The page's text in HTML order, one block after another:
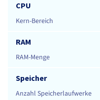
CPU
Kern-Bereich
RAM
RAM-Menge
Speicher
Anzahl Speicherlaufwerke